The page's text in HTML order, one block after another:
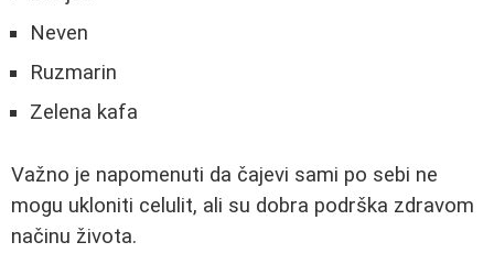
Neven
Ruzmarin
Zelena kafa
Važno je napomenuti da čajevi sami po sebi ne
mogu ukloniti celulit, ali su dobra podrška zdravom
načinu života.